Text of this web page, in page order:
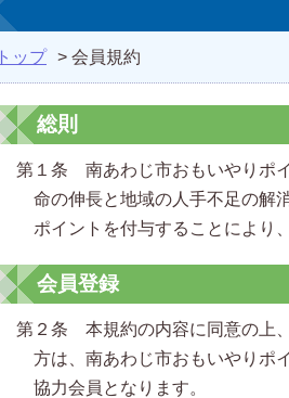
トップ > 会員規約
総則
第１条 南あわじ市おもいやりポ
命の伸長と地域の人手不足の解
ポイントを付与することにより
会員登録
第２条 本規約の内容に同意の上
方は、南あわじ市おもいやりポ
協力会員となります。